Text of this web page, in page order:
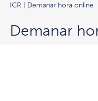
ICR | Demanar hora online
Demanar